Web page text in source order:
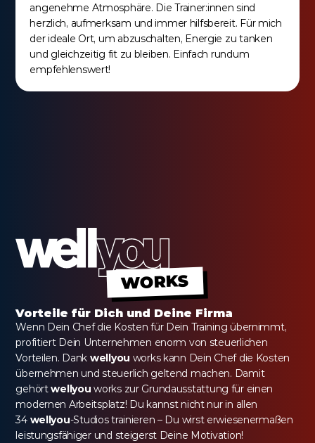
angenehme Atmosphäre. Die Trainer:innen sind
herzlich, aufmerksam und immer hilfsbereit. Für mich
der ideale Ort, um abzuschalten, Energie zu tanken
und gleichzeitig fit zu bleiben. Einfach rundum
empfehlenswert!
WORKS
Vorteile für Dich und Deine Firma
Wenn Dein Chef die Kosten für Dein Training übernimmt,
profitiert Dein Unternehmen enorm von steuerlichen
Vorteilen. Dank wellyou works kann Dein Chef die Kosten
übernehmen und steuerlich geltend machen. Damit
gehört wellyou works zur Grundausstattung für einen
modernen Arbeitsplatz! Du kannst nicht nur in allen
34 wellyou-Studios trainieren – Du wirst erwiesenermaßen
leistungsfähiger und steigerst Deine Motivation!